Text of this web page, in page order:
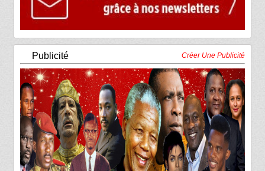
Publicité Créer Une Publicité